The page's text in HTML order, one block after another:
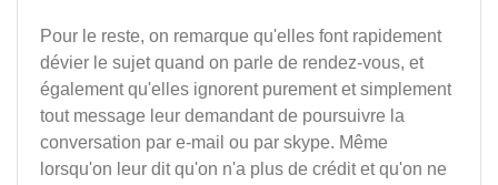
Pour le reste, on remarque qu'elles font rapidement
dévier le sujet quand on parle de rendez-vous, et
également qu'elles ignorent purement et simplement
tout message leur demandant de poursuivre la
conversation par e-mail ou par skype. Même
lorsqu'on leur dit qu'on n'a plus de crédit et qu'on ne